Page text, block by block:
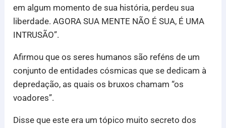
em algum momento de sua história, perdeu sua
liberdade. AGORA SUA MENTE NÃO É SUA, É UMA
INTRUSÃO”.
Afirmou que os seres humanos são reféns de um
conjunto de entidades cósmicas que se dedicam à
depredação, as quais os bruxos chamam “os
voadores”.
Disse que este era um tópico muito secreto dos